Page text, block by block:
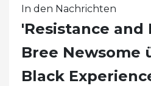
In den Nachrichten
'Resistance and
Bree Newsome
Black